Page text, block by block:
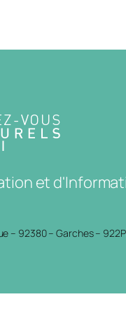
et
– 92380 – Garches –